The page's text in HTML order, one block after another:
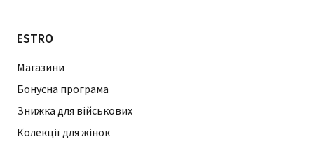
ESTRO
Магазини
Бонусна програма
Знижка для військових
Колекції для жінок